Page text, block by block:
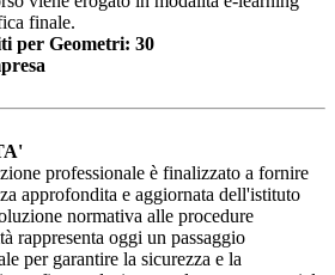
finale.
per Geometri: 30
professionale è finalizzato a fornire
approfondita e aggiornata dell'istituto
normativa alle procedure
rappresenta oggi un passaggio
per garantire la sicurezza e la